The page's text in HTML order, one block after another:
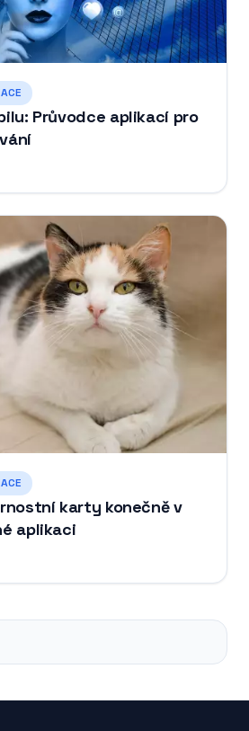
Průvodce aplikací pro
karty konečně v
aplikaci